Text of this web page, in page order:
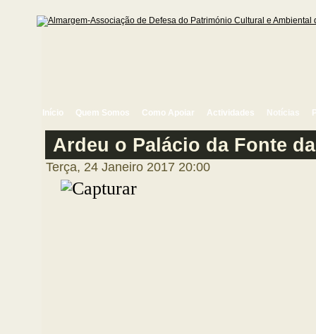
Início Quem Somos Como Apoiar Actividades Notícias
Ardeu o Palácio da Fonte
Terça, 24 Janeiro 2017 20:00